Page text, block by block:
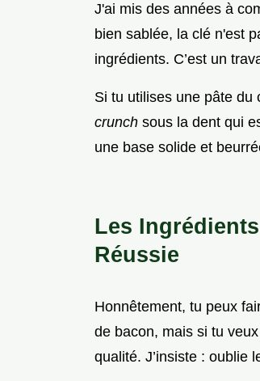
J'ai mis des années à
bien sablée, la clé n'est
ingrédients. C’est un
Si tu utilises une pâte du
crunch sous la dent qui
une base solide et
Les
Réussie
Honnêtement, tu peux
de bacon, mais si tu
qualité. J’insiste : oublie